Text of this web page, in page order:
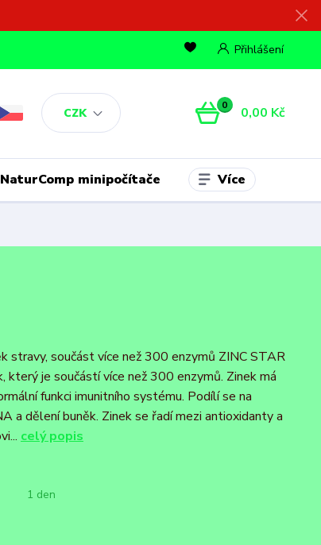
CZK
Přihlášení
0 0,00 Kč
NaturComp minipočítače Více
stravy, součást více než 300 enzymů ZINC STAR
který je součástí více než 300 enzymů. Zinek má
funkci imunitního systému. Podílí se na
a dělení buněk. Zinek se řadí mezi antioxidanty a
celý popis
1 den